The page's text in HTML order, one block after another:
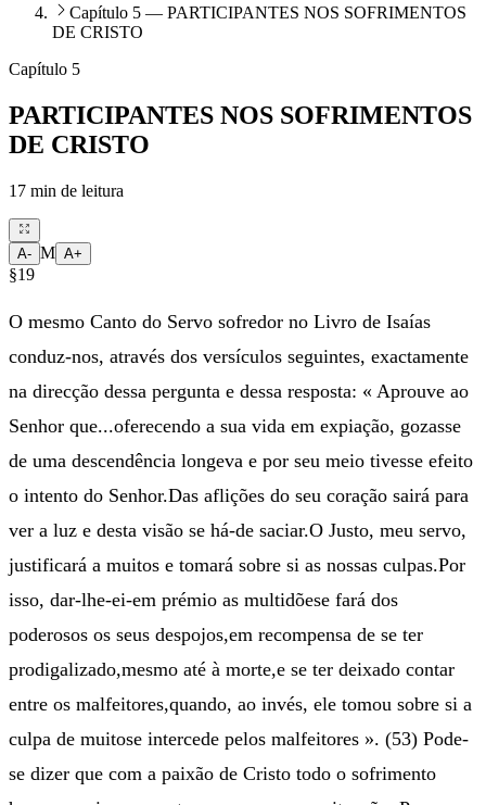
Capítulo 5 — PARTICIPANTES NOS SOFRIMENTOS
DE CRISTO
Capítulo 5
PARTICIPANTES NOS SOFRIMENTOS
DE CRISTO
17 min de leitura
A- M A+
§19
O mesmo Canto do Servo sofredor no Livro de Isaías
conduz-nos, através dos versículos seguintes, exactamente
na direcção dessa pergunta e dessa resposta: « Aprouve ao
Senhor que...oferecendo a sua vida em expiação, gozasse
de uma descendência longeva e por seu meio tivesse efeito
o intento do Senhor.Das aflições do seu coração sairá para
ver a luz e desta visão se há-de saciar.O Justo, meu servo,
justificará a muitos e tomará sobre si as nossas culpas.Por
isso, dar-lhe-ei-em prémio as multidõese fará dos
poderosos os seus despojos,em recompensa de se ter
prodigalizado,mesmo até à morte,e se ter deixado contar
entre os malfeitores,quando, ao invés, ele tomou sobre si a
culpa de muitose intercede pelos malfeitores ». (53) Pode-
se dizer que com a paixão de Cristo todo o sofrimento